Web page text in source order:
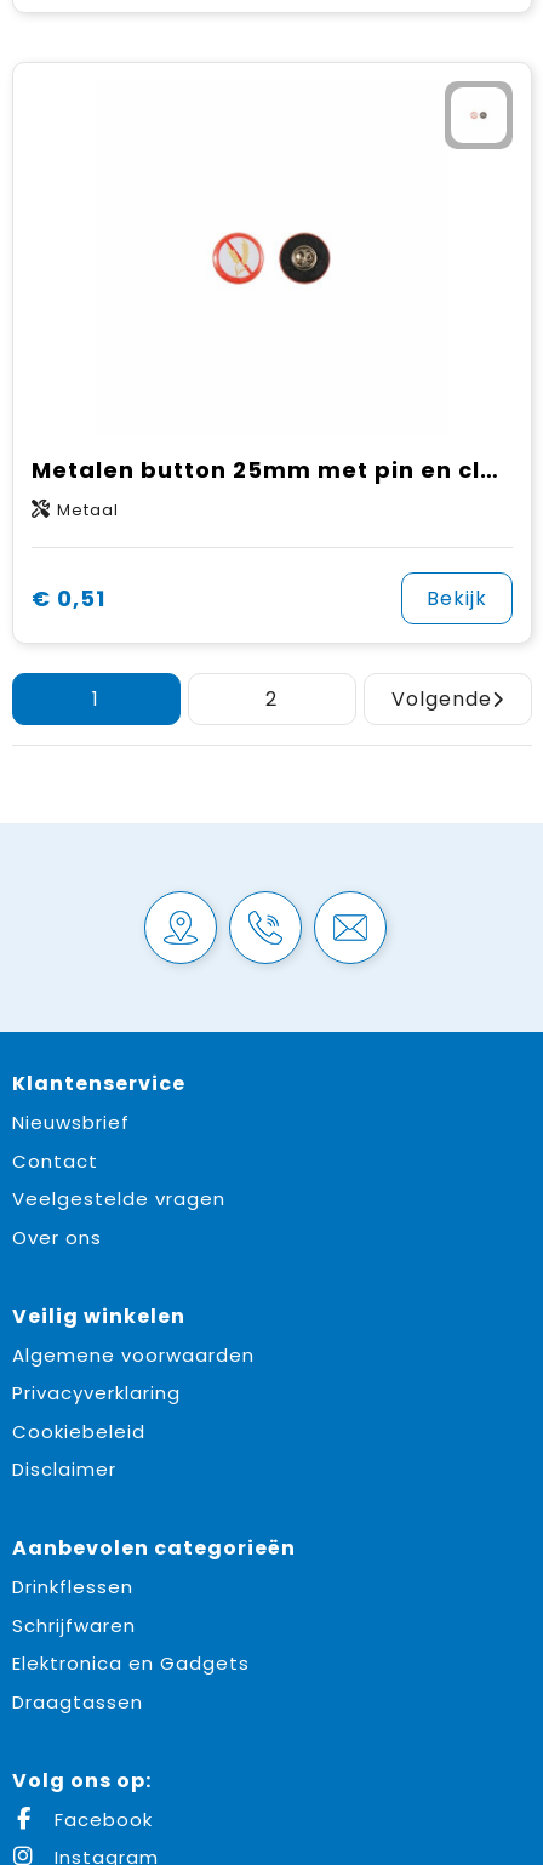
Metalen button 25mm met pin en clutch
Metaal
€ 0,51 Bekijk
1 2 Volgende
Klantenservice
Nieuwsbrief
Contact
Veelgestelde vragen
Over ons
Veilig winkelen
Algemene voorwaarden
Privacyverklaring
Cookiebeleid
Disclaimer
Aanbevolen categorieën
Drinkflessen
Schrijfwaren
Elektronica en Gadgets
Draagtassen
Volg ons op:
Facebook
Instagram